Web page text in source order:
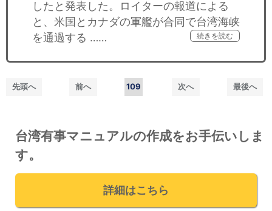
したと発表した。ロイターの報道による
と、米国とカナダの軍艦が合同で台湾海峡
を通過する ……
続きを読む
先頭へ 前へ 109 次へ 最後へ
台湾有事マニュアルの作成をお手伝いしま
す。
詳細はこちら